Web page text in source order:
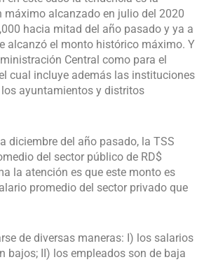
máximo alcanzado en julio del 2020
hacia mitad del año pasado y ya a
alcanzó el monto histórico máximo. Y
Central como para el
cual incluye además las instituciones
ayuntamientos y distritos
diciembre del año pasado, la TSS
del sector público de RD$
la atención es que este monto es
promedio del sector privado que
de diversas maneras: I) los salarios
bajos; II) los empleados son de baja